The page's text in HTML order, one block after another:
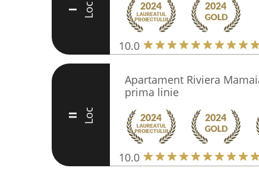
I Loc
10.0
II Loc
Apartament Riviera
prima linie
10.0